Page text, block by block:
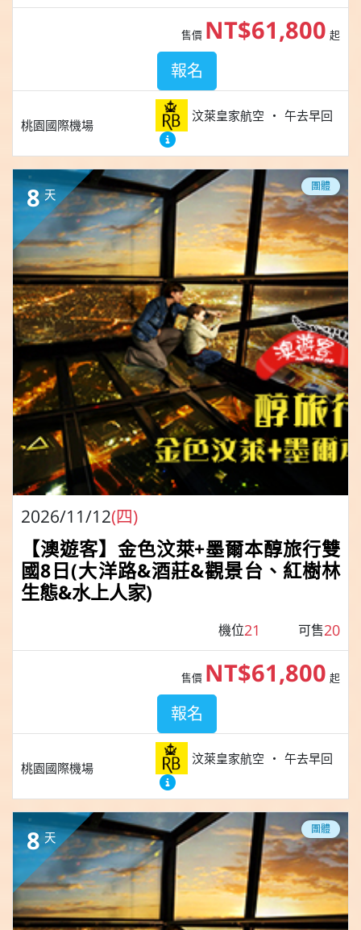
桃園國際機場
汶萊皇家航空 午去早回
售價 NT$61,800 起
報名
8 天
團體
2026/11/12(四)
【澳遊客】金色汶萊+墨爾本醇旅行雙
國8日(大洋路&酒莊&觀景台、紅樹林
生態&水上人家)
機位21 可售20
桃園國際機場
汶萊皇家航空 午去早回
售價 NT$61,800 起
報名
8 天
團體